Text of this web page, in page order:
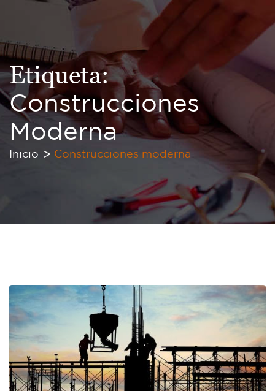
Etiqueta:
Construcciones
Moderna
Inicio Construcciones moderna